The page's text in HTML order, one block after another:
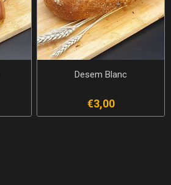
Desem Blanc
€3,00